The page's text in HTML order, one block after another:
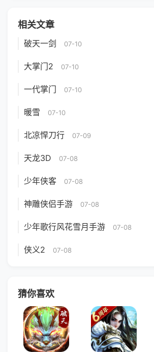
相关文章
破天一剑 07-10
大掌门2 07-10
一代掌门 07-10
暖雪 07-10
北凉悍刀行 07-09
天龙3D 07-08
少年侠客 07-08
神雕侠侣手游 07-08
少年歌行风花雪月手游 07-08
侠义2 07-08
猜你喜欢